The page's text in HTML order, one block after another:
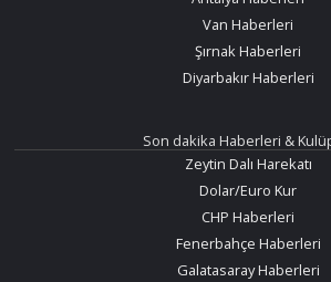
Van Haberleri
Şırnak Haberleri
Diyarbakır Haberleri
Son dakika Haberleri &
Zeytin Dalı Harekatı
Dolar/Euro Kur
CHP Haberleri
Fenerbahçe Haberleri
Galatasaray Haberleri